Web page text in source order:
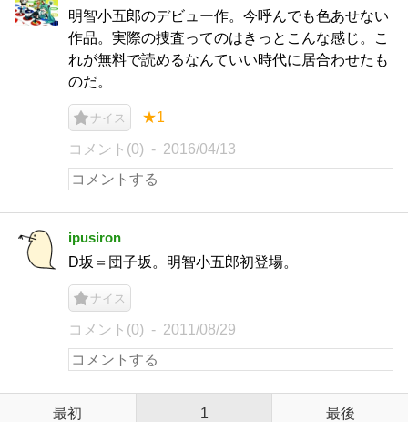
明智小五郎のデビュー作。今呼んでも色あせない
作品。実際の捜査ってのはきっとこんな感じ。こ
れが無料で読めるなんていい時代に居合わせたも
のだ。
ナイス ★1
コメント(0) 2016/04/13
ipusiron
D坂＝団子坂。明智小五郎初登場。
ナイス
コメント(0) 2011/08/29
最初 1 最後